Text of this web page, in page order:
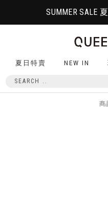
SUMMER SALE
夏日特賣 NEW IN
商